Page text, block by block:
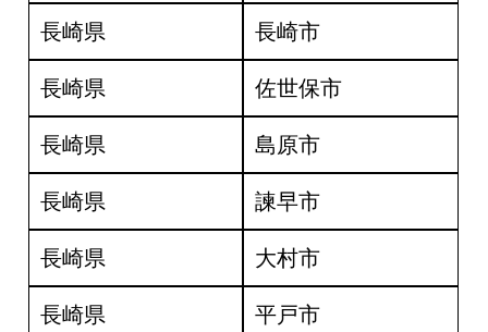
長崎県 長崎市
長崎県 佐世保市
長崎県 島原市
長崎県 諫早市
長崎県 大村市
長崎県 平戸市